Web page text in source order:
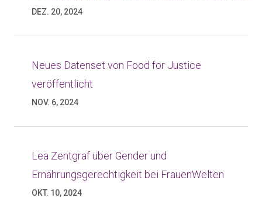
DEZ. 20, 2024
Neues Datenset von Food for Justice
veröffentlicht
NOV. 6, 2024
Lea Zentgraf über Gender und
Ernährungsgerechtigkeit bei FrauenWelten
OKT. 10, 2024